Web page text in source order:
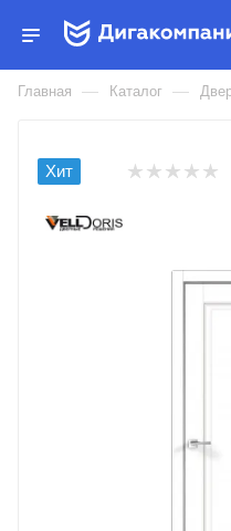
ДВЕРЬ
VELLDORIS
Главная — Каталог —
Хит